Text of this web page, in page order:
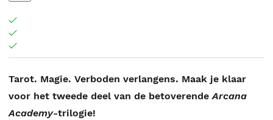
Tarot. Magie. Verboden verlangens. Maak je klaar
voor het tweede deel van de betoverendeArcana
Academy-trilogie!